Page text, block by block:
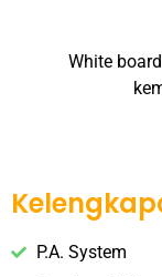
White
P.A. System